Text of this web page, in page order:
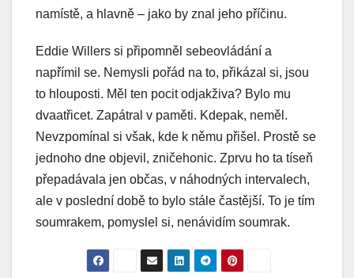
namístě, a hlavně – jako by znal jeho příčinu.
Eddie Willers si připomněl sebeovládání a
napřímil se. Nemysli pořád na to, přikázal si, jsou
to hlouposti. Měl ten pocit odjakživa? Bylo mu
dvaatřicet. Zapátral v paměti. Kdepak, neměl.
Nevzpomínal si však, kde k němu přišel. Prostě se
jednoho dne objevil, zničehonic. Zprvu ho ta tíseň
přepadávala jen občas, v náhodných intervalech,
ale v poslední době to bylo stále častější. To je tím
soumrakem, pomyslel si, nenávidím soumrak.